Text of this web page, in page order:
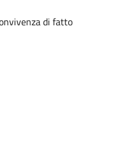
di fatto